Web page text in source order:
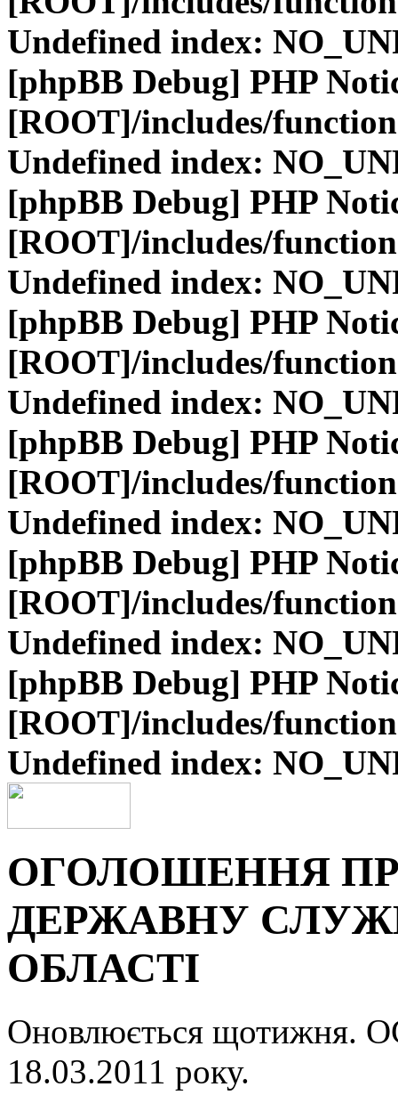
Undefined index:
[phpBB Debug] PHP
[ROOT]/includes/
Undefined index:
[phpBB Debug] PHP
[ROOT]/includes/
Undefined index:
[phpBB Debug] PHP
[ROOT]/includes/
Undefined index:
[phpBB Debug] PHP
[ROOT]/includes/
Undefined index:
[phpBB Debug] PHP
[ROOT]/includes/
Undefined index:
[phpBB Debug] PHP
[ROOT]/includes/
Undefined index:
ОГОЛОШЕННЯ
ДЕРЖАВНУ
ОБЛАСТІ
Оновлюється
18.03.2011 року.